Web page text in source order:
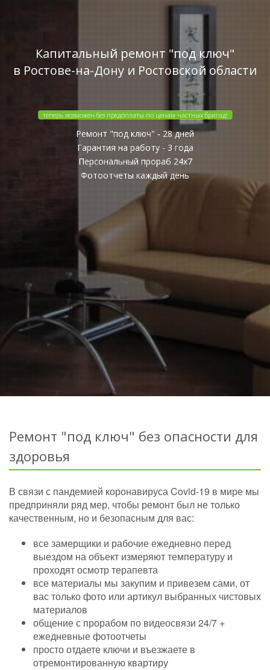
Капитальный ремонт "под ключ"
в Ростове-на-Дону и Ростовской области
теперь возможен без предоплаты по ценам частных бригад!
Ремонт "под ключ" - 28 дней
Гарантия на работу - 3 года
Персональный прораб 24x7
Фотоотчеты каждый день
Ремонт "под ключ" без опасности для
здоровья
В связи с пандемией коронавируса Covid-19 в мире мы
предприняли ряд мер, чтобы ремонт был не только
качественным, но и безопасным для вас:
все замерщики и рабочие ежедневно перед
выездом на объект измеряют температуру и
проходят осмотр терапевта
все материалы мы закупим и привезем сами, от
вас только фото или артикул выбранных чистовых
материалов
общение с прорабом по видеосвязи 24/7 +
ежедневные фотоотчеты
просто отдаете ключи и въезжаете в
отремонтированную квартиру